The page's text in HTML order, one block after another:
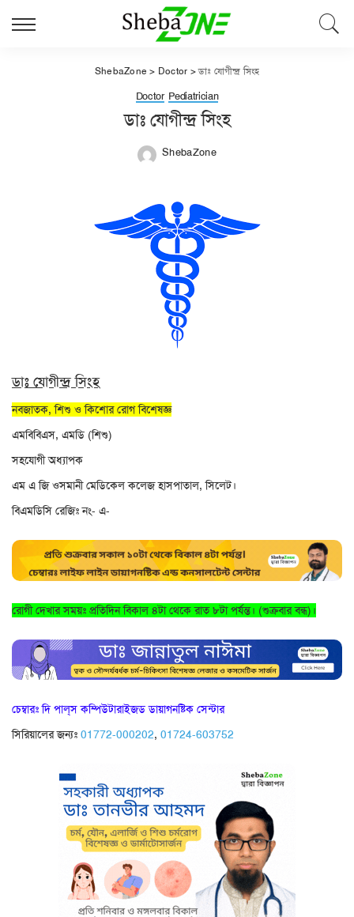
ShebaZone > Doctor >ডাঃ যোগীন্দ্র সিংহ
Doctor Pediatrician
ডাঃ যোগীন্দ্র সিংহ
ShebaZone
ডাঃ যোগীন্দ্র সিংহ
নবজাতক, শিশু ও কিশোর রোগ বিশেষজ্ঞ
এমবিবিএস, এমডি (শিশু)
সহযোগী অধ্যাপক
এম এ জি ওসমানী মেডিকেল কলেজ হাসপাতাল, সিলেট।
বিএমডিসি রেজিঃ নং- এ-
রোগী দেখার সময়ঃ প্রতিদিন বিকাল ৪টা থেকে রাত ৮টা পর্যন্ত। (শুক্রবার বন্ধ)।
চেম্বারঃ দি পাল্‌স কম্পিউটারাইজড ডায়াগনষ্টিক সেন্টার
সিরিয়ালের জন্যঃ 01772-000202, 01724-603752